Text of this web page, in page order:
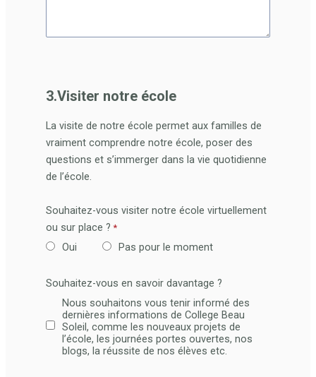
3.Visiter notre école
La visite de notre école permet aux familles de
vraiment comprendre notre école, poser des
questions et s’immerger dans la vie quotidienne
de l’école.
Souhaitez-vous visiter notre école virtuellement
ou sur place ?
Oui
Pas pour le moment
Souhaitez-vous en savoir davantage ?
Nous souhaitons vous tenir informé des
dernières informations de College Beau
Soleil, comme les nouveaux projets de
l’école, les journées portes ouvertes, nos
blogs, la réussite de nos élèves etc.